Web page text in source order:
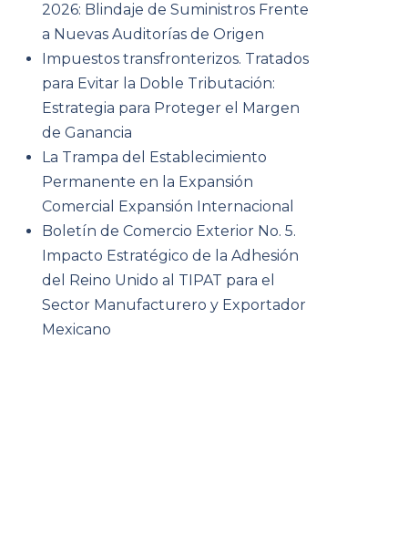
2026: Blindaje de Suministros Frente
a Nuevas Auditorías de Origen
Impuestos transfronterizos. Tratados
para Evitar la Doble Tributación:
Estrategia para Proteger el Margen
de Ganancia
La Trampa del Establecimiento
Permanente en la Expansión
Comercial Expansión Internacional
Boletín de Comercio Exterior No. 5.
Impacto Estratégico de la Adhesión
del Reino Unido al TIPAT para el
Sector Manufacturero y Exportador
Mexicano